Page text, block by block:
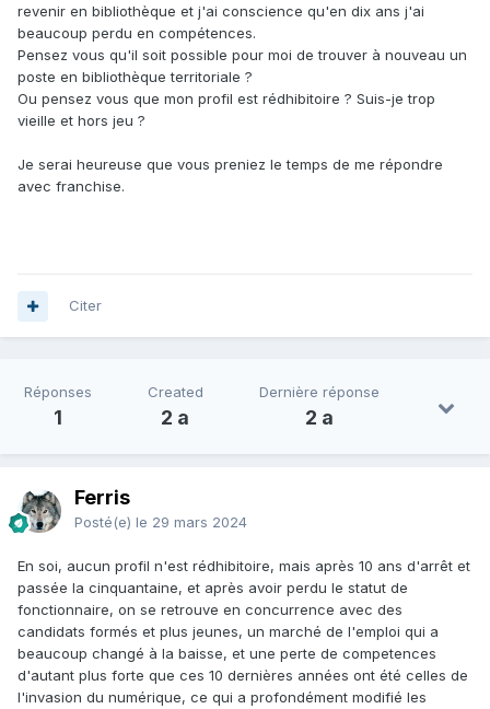
revenir en bibliothèque et j'ai conscience qu'en dix ans j'ai
beaucoup perdu en compétences.
Pensez vous qu'il soit possible pour moi de trouver à nouveau un
poste en bibliothèque territoriale ?
Ou pensez vous que mon profil est rédhibitoire ? Suis-je trop
vieille et hors jeu ?
Je serai heureuse que vous preniez le temps de me répondre
avec franchise.
Citer
Réponses
1
Created
2 a
Dernière réponse
2 a
Ferris
Posté(e) le 29 mars 2024
En soi, aucun profil n'est rédhibitoire, mais après 10 ans d'arrêt et
passée la cinquantaine, et après avoir perdu le statut de
fonctionnaire, on se retrouve en concurrence avec des
candidats formés et plus jeunes, un marché de l'emploi qui a
beaucoup changé à la baisse, et une perte de competences
d'autant plus forte que ces 10 dernières années ont été celles de
l'invasion du numérique, ce qui a profondément modifié les